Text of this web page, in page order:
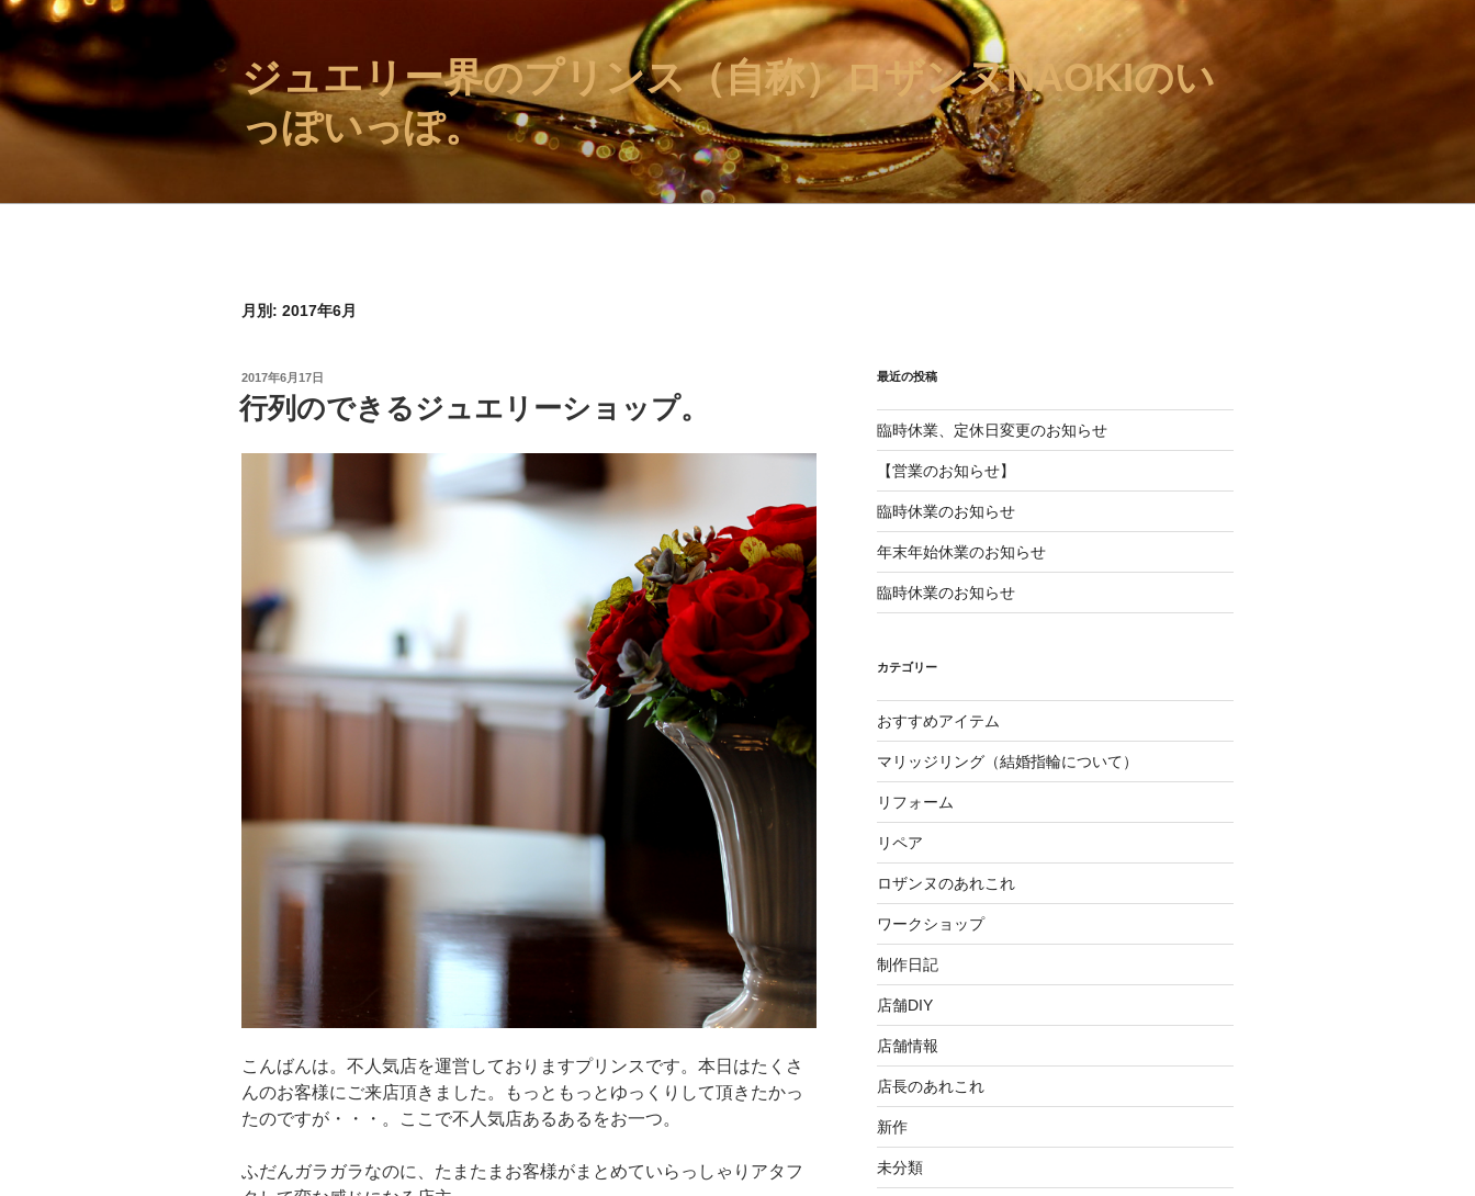
コ
テ
ン
ツ
ジュエリー界のプリンス（自称）ロザンヌNAOKIのい
っぽいっぽ。
月別: 2017年6月
投
稿
日:
2017年6月17日
行列のできるジュエリーショップ。
こんばんは。不人気店を運営しておりますプリンスです。本日はたくさ
んのお客様にご来店頂きました。もっともっとゆっくりして頂きたかっ
たのですが・・・。ここで不人気店あるあるをお一つ。
ふだんガラガラなのに、たまたまお客様がまとめていらっしゃりアタフ
最近の投稿
臨時休業、定休日変更のお知らせ
【営業のお知らせ】
臨時休業のお知らせ
年末年始休業のお知らせ
臨時休業のお知らせ
カテゴリー
おすすめアイテム
マリッジリング（結婚指輪について）
リフォーム
リペア
ロザンヌのあれこれ
ワークショップ
制作日記
店舗DIY
店舗情報
店長のあれこれ
新作
未分類